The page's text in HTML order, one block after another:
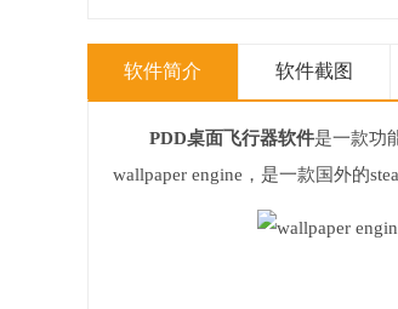
软件简介 软件截图
PDD桌面飞行器软件是一款功
wallpaper engine，是一款国外的